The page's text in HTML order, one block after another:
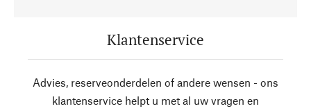
Klantenservice
Advies, reserveonderdelen of andere wensen - ons
klantenservice helpt u met al uw vragen en